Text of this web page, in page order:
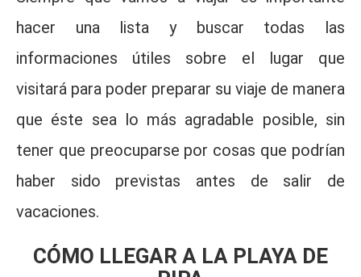
hacer una lista y buscar todas las
informaciones útiles sobre el lugar que
visitará para poder preparar su viaje de manera
que éste sea lo más agradable posible, sin
tener que preocuparse por cosas que podrían
haber sido previstas antes de salir de
vacaciones.
CÓMO LLEGAR A LA PLAYA DE